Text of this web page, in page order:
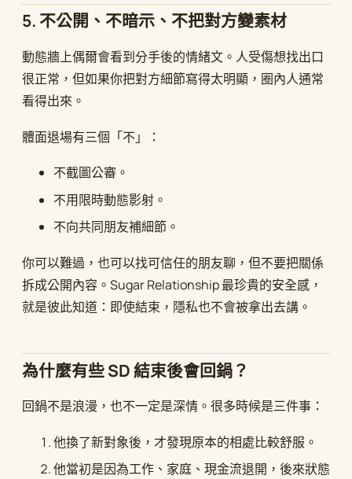
5. 不公開、不暗示、不把對方變素材
動態牆上偶爾會看到分手後的情緒文。人受傷想找出口
很正常，但如果你把對方細節寫得太明顯，圈內人通常
看得出來。
體面退場有三個「不」：
不截圖公審。
不用限時動態影射。
不向共同朋友補細節。
你可以難過，也可以找可信任的朋友聊，但不要把關係
拆成公開內容。Sugar Relationship 最珍貴的安全感，
就是彼此知道：即使結束，隱私也不會被拿出去講。
為什麼有些 SD 結束後會回鍋？
回鍋不是浪漫，也不一定是深情。很多時候是三件事：
他換了新對象後，才發現原本的相處比較舒服。
他當初是因為工作、家庭、現金流退開，後來狀態